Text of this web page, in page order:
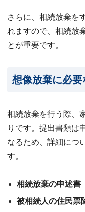
買取
事例
集 ›
さらに、相続放棄を
れますので、相続放
とが重要です。
想像放棄に必要
相続放棄を行う際、
りです。提出書類は
なるため、詳細につ
す。
相続放棄の申述書
被相続人の住民票